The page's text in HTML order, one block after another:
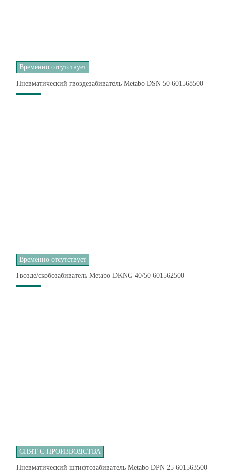
Временно отсутствует
Пневматический гвоздезабиватель Metabo DSN 50 601568500
Временно отсутствует
Гвозде/скобозабиватель Metabo DKNG 40/50 601562500
СНЯТ С ПРОИЗВОДСТВА
Пневматический штифтозабиватель Metabo DPN 25 601563500